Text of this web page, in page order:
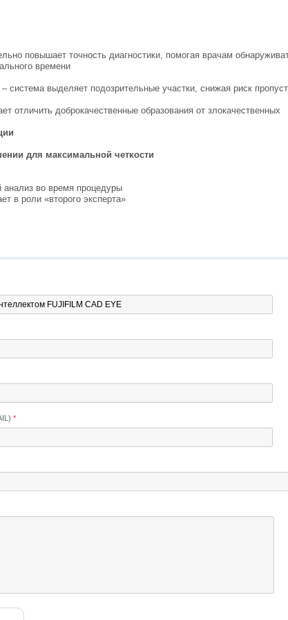
повышает точность диагностики, помогая врачам
времени
– система выделяет подозрительные участки, снижая риск
отличить доброкачественные образования от злокачественных
для максимальной четкости
во время процедуры
в роли «второго эксперта»
*